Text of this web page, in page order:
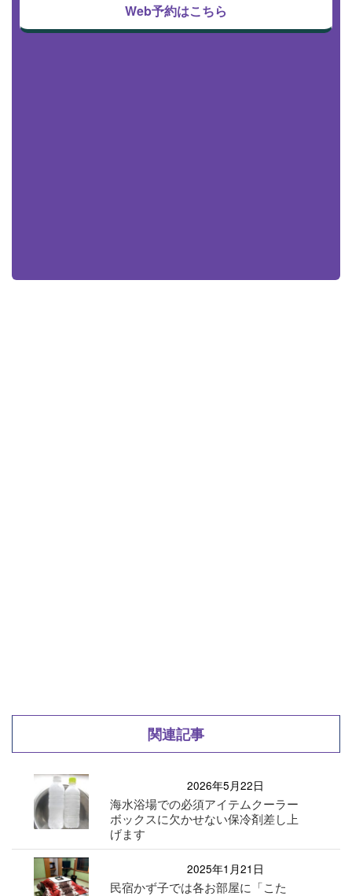
Web予約はこちら
関連記事
2026年5月22日
海水浴場での必須アイテムクーラー
ボックスに欠かせない保冷剤差し上
げます
2025年1月21日
民宿かず子では各お部屋に「こた